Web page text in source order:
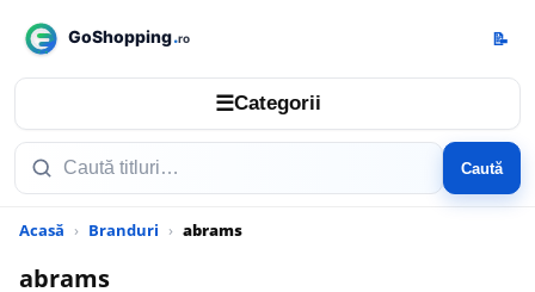
☰Categorii
Caută
📝
Acasă Branduri abrams
abrams